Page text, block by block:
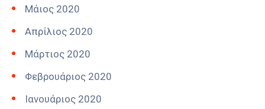
Μάιος 2020
Απρίλιος 2020
Μάρτιος 2020
Φεβρουάριος 2020
Ιανουάριος 2020